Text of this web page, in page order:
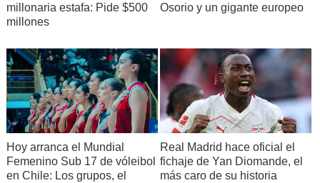
millonaria estafa: Pide $500
millones
Osorio y un gigante europeo
Hoy arranca el Mundial
Femenino Sub 17 de vóleibol
en Chile: Los grupos, el
Real Madrid hace oficial el
fichaje de Yan Diomande, el
más caro de su historia